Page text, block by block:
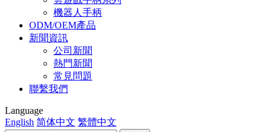
機器人手柄
ODM/OEM產品
新聞資訊
公司新聞
熱門新聞
常見問題
聯繫我們
Language
English 简体中文 繁體中文